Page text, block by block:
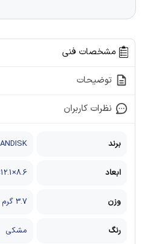
مشخصات فنی
توضیحات
نظرات کاربران
برند
ابعاد 8.6×12.1×44.41 میلیمتر
وزن 3.7 گرم
رنگ مشکی